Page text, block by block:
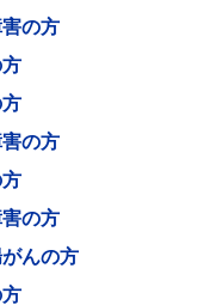
の方
の方
の方
んの方